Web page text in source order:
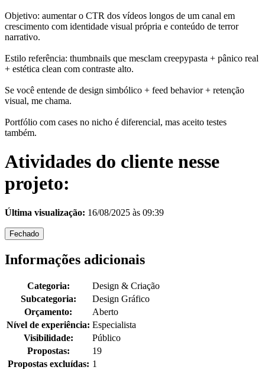
Objetivo: aumentar o CTR dos vídeos longos de um canal em
crescimento com identidade visual própria e conteúdo de terror
narrativo.
Estilo referência: thumbnails que mesclam creepypasta + pânico real
+ estética clean com contraste alto.
Se você entende de design simbólico + feed behavior + retenção
visual, me chama.
Portfólio com cases no nicho é diferencial, mas aceito testes
também.
Atividades do cliente nesse
projeto:
Última visualização: 16/08/2025 às 09:39
Fechado
Informações adicionais
Categoria:
Design & Criação
Subcategoria:
Design Gráfico
Orçamento:
Aberto
Nível de experiência: Especialista
Visibilidade:
Público
Propostas:
19
Propostas excluídas: 1